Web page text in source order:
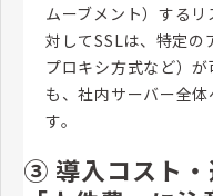
ムーブメント）するリ
対してSSLは、特定の
プロキシ方式など）
も、社内サーバー全
す。
③ 導入コスト・